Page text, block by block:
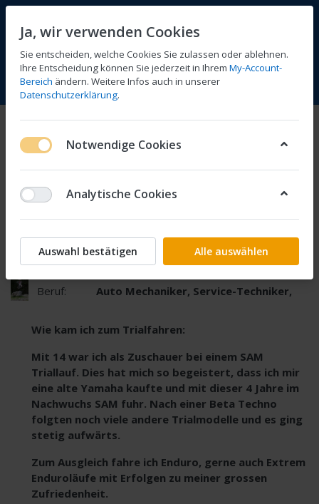
Menü Anmelden Vergleichen Wunschliste
Über mich
Geb.
Februar 1975
Zivilstand: ledig
Beruf:
Auto Mechaniker, Service-Techniker,
Wie kam ich zum Trialfahren:
Mit 14 war ich als Zuschauer bei einem SAM
Triallauf. Dies hat mich so begeistert, dass ich mir
eine alte Yamaha kaufte und mit dieser 4 Jahre im
Nachwuchs SAM fuhr. Nach einer Beta Techno
folgten noch viele andere Trialmodelle und es ging
stetig aufwärts.
Zum Ausgleich fahre ich Enduro, gerne auch Extrem
Enduroläufe mit Erfolgen zu meiner grossen
Zufriedenheit.
Ja, wir verwenden Cookies
Sie entscheiden, welche Cookies Sie zulassen oder ablehnen.
Ihre Entscheidung können Sie jederzeit in Ihrem My-Account-
Bereich ändern. Weitere Infos auch in unserer
Datenschutzerklärung.
Notwendige Cookies
Analytische Cookies
Auswahl bestätigen Alle auswählen